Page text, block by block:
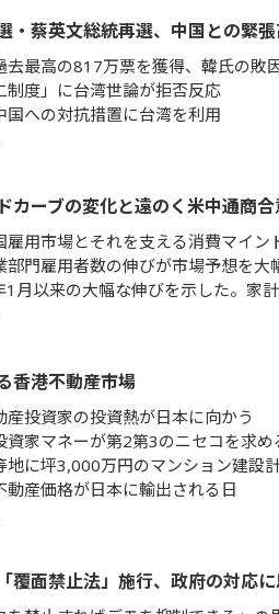
・蔡英文総統再選、中国との緊張
去最高の817万票を獲得、韓氏の敗
制度」に台湾世論が拒否反応
国への対抗措置に台湾を利用
カーブの変化と遠のく米中通商合
雇用市場とそれを支える消費マイ
部門雇用者数の伸びが市場予想を
1月以来の大幅な伸びを示した。家計
香港不動産市場
産投資家の投資熱が日本に向かう
資家マネーが第2第3のニセコを求め
地に坪3,000万円のマンション建設
動産価格が日本に輸出される日
覆面禁止法」施行、政府の対応